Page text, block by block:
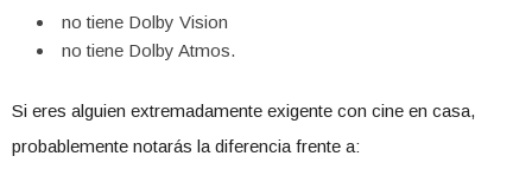
no tiene Dolby Vision
no tiene Dolby Atmos.
Si eres alguien extremadamente exigente con cine en casa,
probablemente notarás la diferencia frente a: